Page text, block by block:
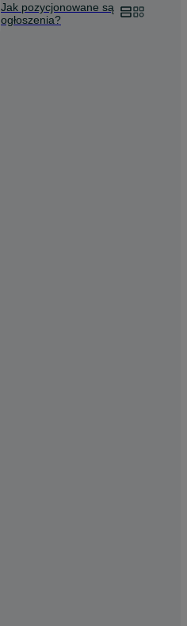
Jak pozycjonowane są
ogłoszenia?